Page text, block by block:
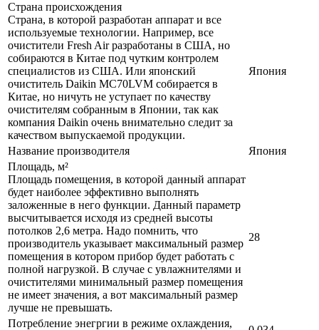
Страна происхождения
Страна, в которой разработан аппарат и все
используемые технологии. Например, все
очистители Fresh Air разработаны в США, но
собираются в Китае под чутким контролем
специалистов из США. Или японский
очиститель Daikin MC70LVM собирается в
Китае, но ничуть не уступает по качеству
очистителям собранным в Японии, так как
компания Daikin очень внимательно следит за
качеством выпускаемой продукции.
Япония
Название производителя
Япония
Площадь, м²
Площадь помещения, в которой данный аппарат
будет наиболее эффективно выполнять
заложенные в него функции. Данный параметр
высчитывается исходя из средней высоты
потолков 2,6 метра. Надо помнить, что
производитель указывает максимальный размер
помещения в котором прибор будет работать с
полной нагрузкой. В случае с увлажнителями и
очистителями минимальный размер помещения
не имеет значения, а вот максимальный размер
лучше не превышать.
28
Потребление энегргии в режиме охлаждения,